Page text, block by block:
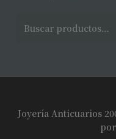
Joyería Anticuarios